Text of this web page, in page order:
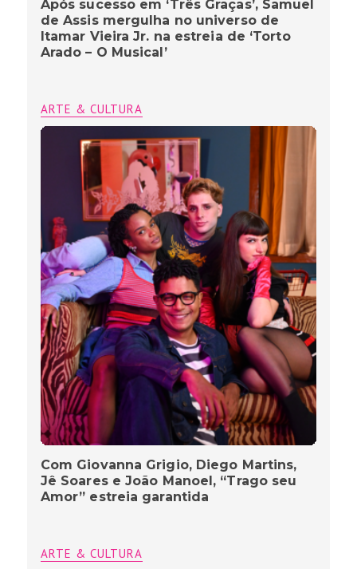
Após sucesso em ‘Três Graças’, Samuel
de Assis mergulha no universo de
Itamar Vieira Jr. na estreia de ‘Torto
Arado – O Musical’
ARTE & CULTURA
Com Giovanna Grigio, Diego Martins,
Jê Soares e João Manoel, “Trago seu
Amor” estreia garantida
ARTE & CULTURA